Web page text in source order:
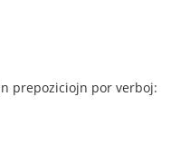
prepoziciojn por verboj: